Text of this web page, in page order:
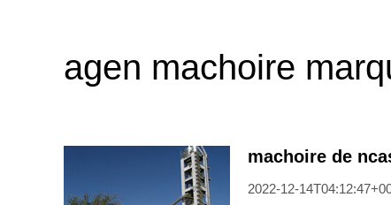
agen machoire
machoire de
2022-12-